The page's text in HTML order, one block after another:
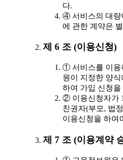
다.
④ 서비스의 대량
에 관한 계약은
제 6 조 (이용신청)
① 서비스를 이용
원이 지정한 양
하여 가입 신청을
② 이용신청자가
친권자(부모, 법
이용신청을 하여
제 7 조 (이용계약